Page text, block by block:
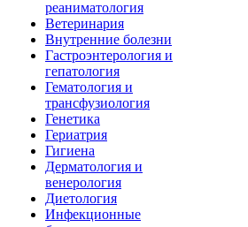
реаниматология
Ветеринария
Внутренние болезни
Гастроэнтерология и
гепатология
Гематология и
трансфузиология
Генетика
Гериатрия
Гигиена
Дерматология и
венерология
Диетология
Инфекционные